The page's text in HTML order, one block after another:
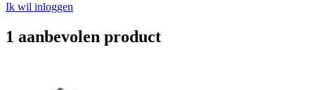
Ik wil inloggen
1 aanbevolen product